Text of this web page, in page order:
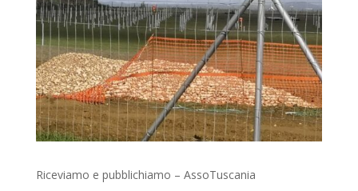
Riceviamo e pubblichiamo – AssoTuscania